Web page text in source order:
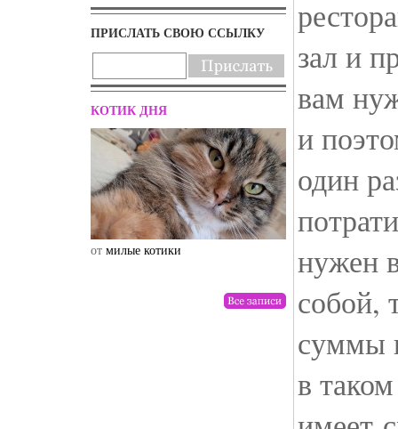
ПРИСЛАТЬ СВОЮ ССЫЛКУ
КОТИК ДНЯ
от милые котики
зал и
вам
и
один
нужен
собой,
суммы
в